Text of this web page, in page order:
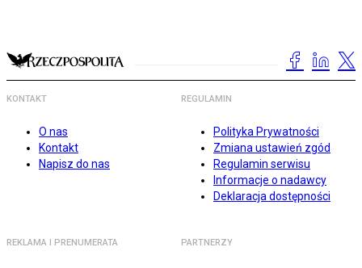
KONTAKT
O nas
Kontakt
Napisz do nas
REGULAMIN
Polityka Prywatności
Zmiana ustawień zgód
Regulamin serwisu
Informacje o nadawcy
Deklaracja dostępności
REKLAMA I PRENUMERATA PARTNERZY